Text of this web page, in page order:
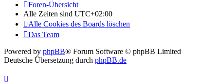
Foren-Übersicht
Alle Zeiten sind UTC+02:00
Alle Cookies des Boards löschen
Das Team
Powered by phpBB® Forum Software © phpBB Limited
Deutsche Übersetzung durch phpBB.de